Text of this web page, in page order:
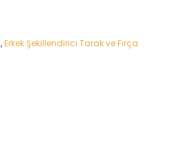
,Erkek Şekillendirici Tarak ve Fırça